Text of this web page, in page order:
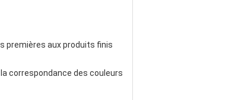
premières aux produits finis
correspondance des couleurs